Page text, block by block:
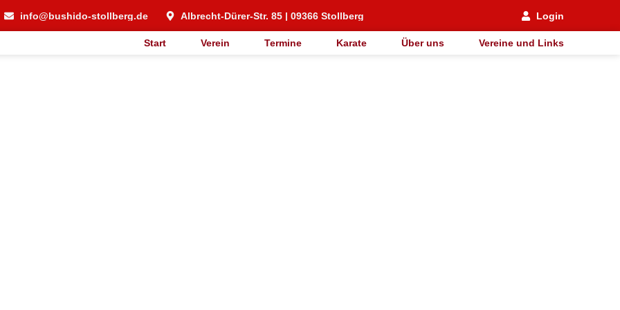
info@bushido-stollberg.de Albrecht-Dürer-Str. 85 | 09366 Stollberg Login
Start Verein Termine Karate Über uns Vereine und Links